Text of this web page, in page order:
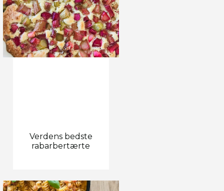
Verdens bedste
rabarbertærte